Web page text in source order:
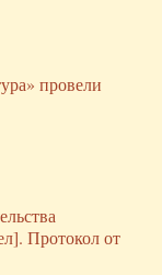
провели
Протокол от